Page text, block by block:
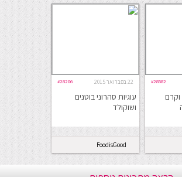
#28582
וקרם
22 בפברואר 2015 #28206
עוגיות סהרוני בוטנים
ושוקולד
FoodisGood